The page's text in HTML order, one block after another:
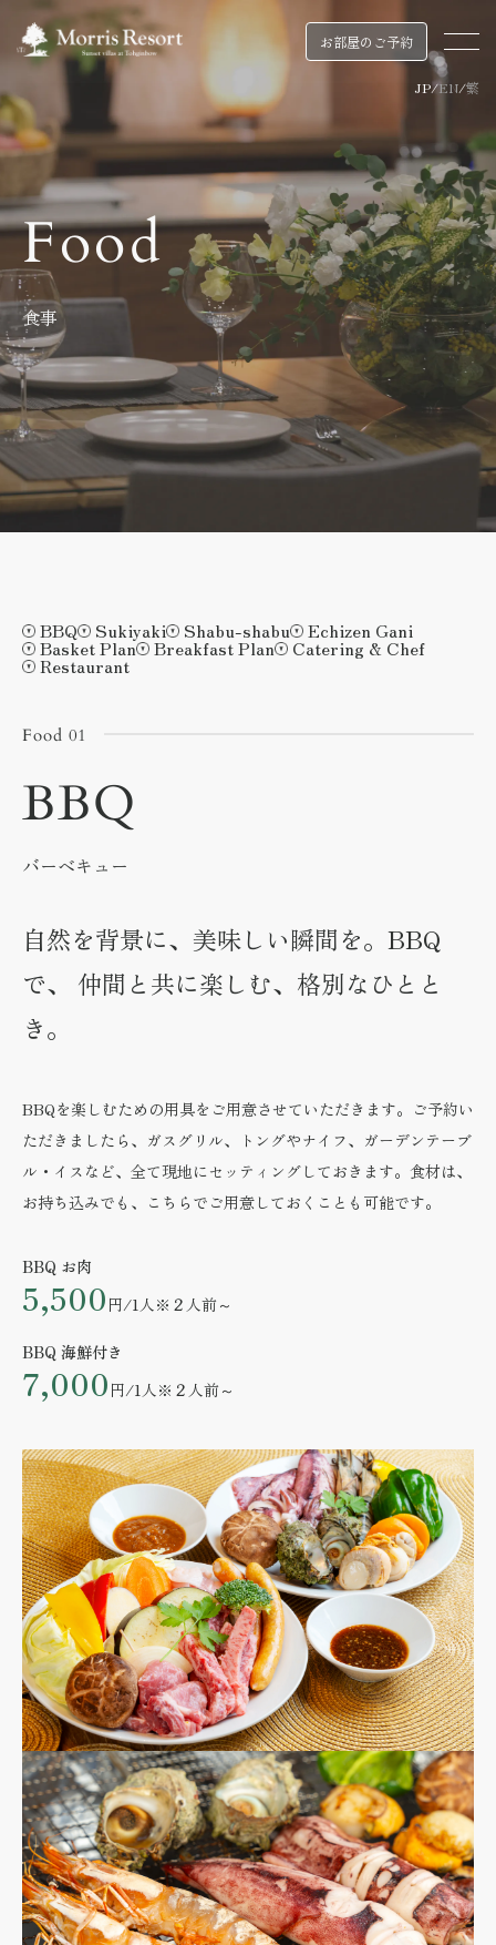
お部屋のご予約
JP/EN/繁
Food
食事
BBQ Sukiyaki Shabu-shabu Echizen Gani
Basket Plan Breakfast Plan Catering & Chef
Restaurant
Food 01
BBQ
バーベキュー
自然を背景に、美味しい瞬間を。BBQ
で、
仲間と共に楽しむ、格別なひとと
き。
BBQを楽しむための用具をご用意させていただきます。ご予約い
ただきましたら、ガスグリル、トングやナイフ、ガーデンテーブ
ル・イスなど、全て現地にセッティングしておきます。食材は、
お持ち込みでも、こちらでご用意しておくことも可能です。
BBQ お肉
5,500 円/1人※２人前～
BBQ 海鮮付き
7,000 円/1人※２人前～